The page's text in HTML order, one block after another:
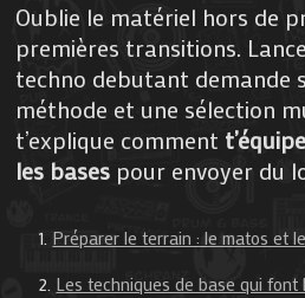
Oublie le matériel hors de
premières transitions.
techno debutant demande
méthode et une sélection
t’explique comment
les bases pour envoyer du
Préparer le terrain : le matos et
Les techniques de base qui